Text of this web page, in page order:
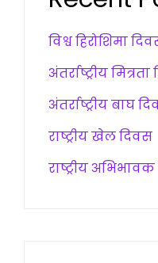
विश्व हिरोशिमा
अंतर्राष्ट्रीय
अंतर्राष्ट्रीय बाघ
राष्ट्रीय खेल दिवस
राष्ट्रीय